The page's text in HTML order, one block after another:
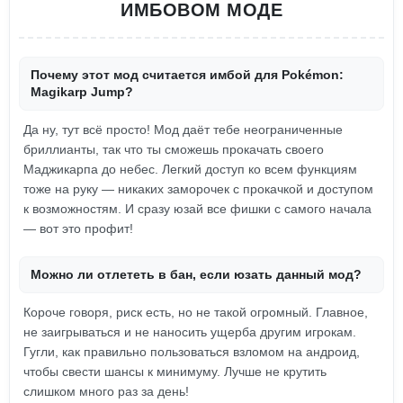
ИМБОВОМ МОДЕ
Почему этот мод считается имбой для Pokémon:
Magikarp Jump?
Да ну, тут всё просто! Мод даёт тебе неограниченные
бриллианты, так что ты сможешь прокачать своего
Маджикарпа до небес. Легкий доступ ко всем функциям
тоже на руку — никаких заморочек с прокачкой и доступом
к возможностям. И сразу юзай все фишки с самого начала
— вот это профит!
Можно ли отлететь в бан, если юзать данный мод?
Короче говоря, риск есть, но не такой огромный. Главное,
не заигрываться и не наносить ущерба другим игрокам.
Гугли, как правильно пользоваться взломом на андроид,
чтобы свести шансы к минимуму. Лучше не крутить
слишком много раз за день!